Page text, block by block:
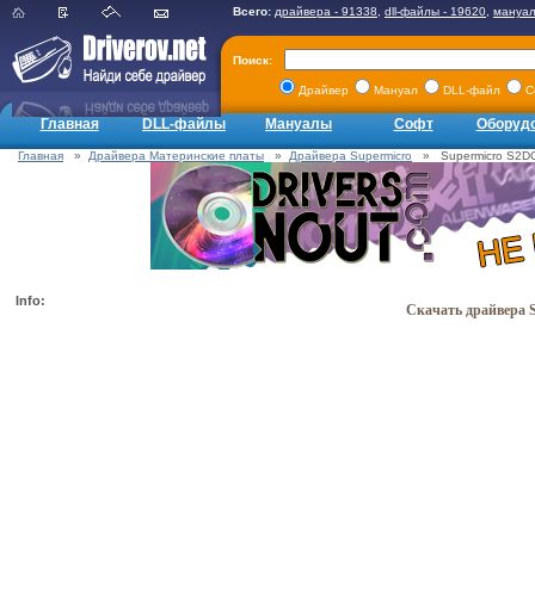
Всего: драйвера - 91338 dll-файлы - 19620
Поиск:
Драйвер Мануал DLL-файл
Главная DLL-файлы Мануалы Софт
Главная » Драйвера Материнские платы » Драйвера Supermicro » Supermicro
Info:
Скачать драйвера